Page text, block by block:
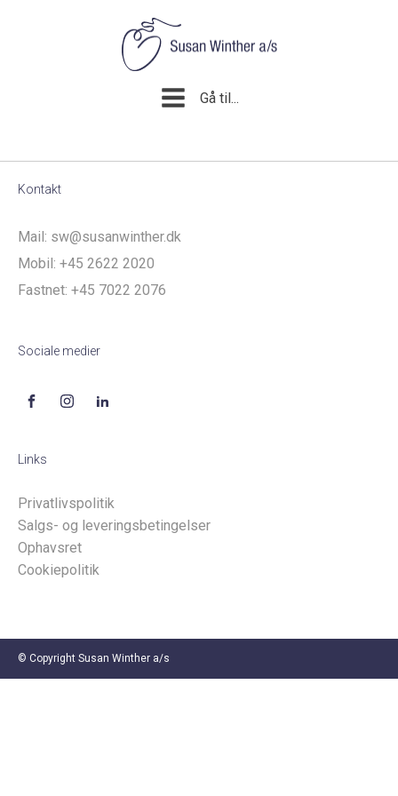
Gå til...
Kontakt
Mail: sw@susanwinther.dk
Mobil: +45 2622 2020
Fastnet: +45 7022 2076
Sociale medier
Links
Privatlivspolitik
Salgs- og leveringsbetingelser
Ophavsret
Cookiepolitik
© Copyright Susan Winther a/s